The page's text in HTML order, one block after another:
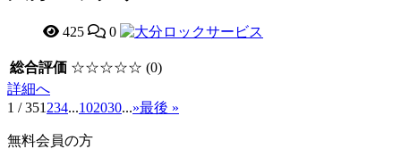
425 0
総合評価 ☆☆☆☆☆ (0)
詳細へ
1 / 351 234...102030...»最後 »
無料会員の方